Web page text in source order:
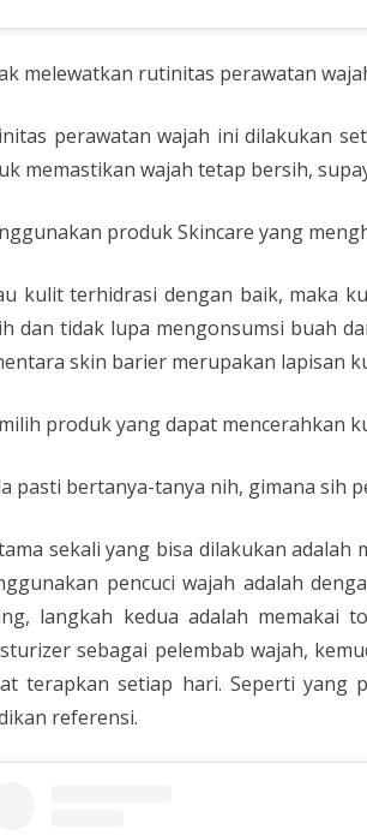
melewatkan rutinitas perawatan
perawatan wajah ini dilakukan
memastikan wajah tetap bersih,
produk Skincare yang
kulit terhidrasi dengan baik, maka
dan tidak lupa mengonsumsi buah
skin barier merupakan lapisan
produk yang dapat mencerahkan
pasti bertanya-tanya nih, gimana sih
sekali yang bisa dilakukan
pencuci wajah adalah
langkah kedua adalah memakai
sebagai pelembab wajah,
terapkan setiap hari. Seperti yang
referensi.